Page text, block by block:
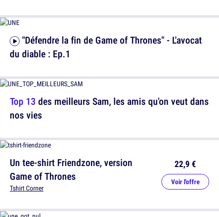
du diable : Ep.1
Un tee-shirt Friendzone, version
Game of Thrones
Tshirt Corner
22,9 €
Voir l'offre
Top 13 des meilleurs Sam, les amis qu'on veut dans
nos vies